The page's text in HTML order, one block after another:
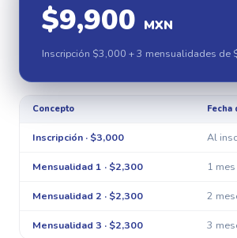
$9,900 MXN
Inscripción $3,000 + 3 mensualidades de
Concepto Fecha
Inscripción · $3,000 Al
Mensualidad 1 · $2,300 1
Mensualidad 2 · $2,300 2
Mensualidad 3 · $2,300 3